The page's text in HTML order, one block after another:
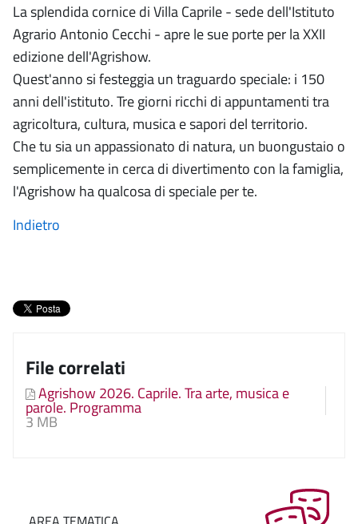
La splendida cornice di Villa Caprile - sede dell'Istituto
Agrario Antonio Cecchi - apre le sue porte per la XXII
edizione dell'Agrishow.
Quest'anno si festeggia un traguardo speciale: i 150
anni dell'istituto. Tre giorni ricchi di appuntamenti tra
agricoltura, cultura, musica e sapori del territorio.
Che tu sia un appassionato di natura, un buongustaio o
semplicemente in cerca di divertimento con la famiglia,
l'Agrishow ha qualcosa di speciale per te.
Indietro
File correlati
Agrishow 2026. Caprile. Tra arte, musica e
parole. Programma
3 MB